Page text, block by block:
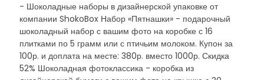
- Шоколадные наборы в дизайнерской упаковке от
компании ShokoBox Набор «Пятнашки» - подарочный
шоколадный набор с вашим фото на коробке с 16
плитками по 5 грамм или с птичьим молоком. Купон за
100р. и доплата на месте: 380р. вместо 1000р. Скидка
52% Шоколадная фотоклассика - коробка из